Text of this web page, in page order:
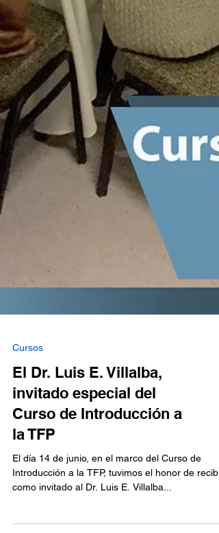
Cursos
El Dr. Luis E. Villalba,
invitado especial del
Curso de Introducción a
la TFP
El día 14 de junio, en el marco del Curso de